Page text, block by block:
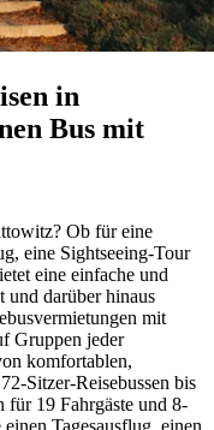
in
Bus mit
Ob für eine
eine Sightseeing-Tour
eine einfache und
und darüber hinaus
mit
Gruppen jeder
komfortablen,
Sitzer-Reisebussen bis
für 19 Fahrgäste und 8-
Tagesausflug, einen